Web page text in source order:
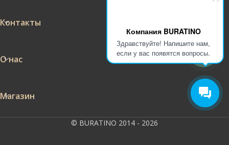
Компания BURATINO
Здравствуйте! Напишите нам,
если у вас появятся вопросы.
Контакты
О нас
Магазин
© BURATINO 2014 - 2026